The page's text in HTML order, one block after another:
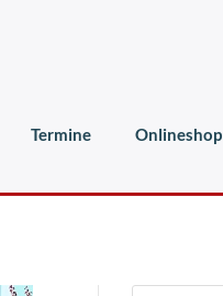
Termine Onlineshop